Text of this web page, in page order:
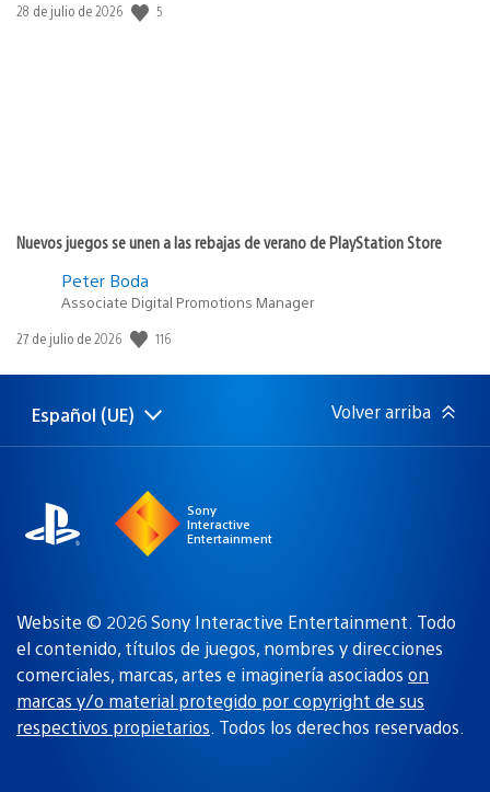
Fecha
28 de julio de 2026 5
Nuevos juegos se unen a las rebajas de verano de PlayStation Store
Peter Boda
Associate Digital Promotions Manager
Fecha
publicación:
27 de julio de 2026 116
Selecciona
una
Región
actual:
Español (UE) Volver arriba
Sony
Interactive
Entertainment
Website © 2026 Sony Interactive Entertainment. Todo
el contenido, títulos de juegos, nombres y direcciones
comerciales, marcas, artes e imaginería asociados on
marcas y/o material protegido por copyright de sus
respectivos propietarios. Todos los derechos reservados.